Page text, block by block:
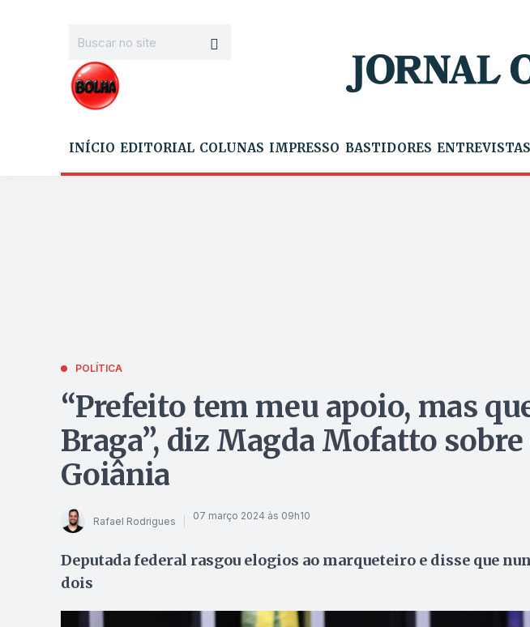
INÍCIO EDITORIAL COLUNAS IMPRESSO BASTIDORES ENTREVISTAS
POLÍTICA
“Prefeito tem meu apoio, mas
Braga”, diz Magda Mofatto
Goiânia
Rafael Rodrigues 07 março 2024 às 09h10
Deputada federal rasgou elogios ao marqueteiro e disse que
dois